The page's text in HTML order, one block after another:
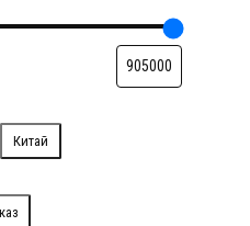
Китай